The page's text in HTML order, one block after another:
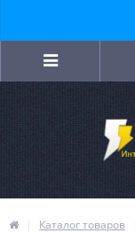
Каталог товаров